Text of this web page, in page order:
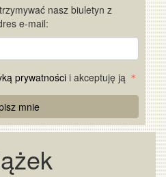
nasz biuletyn z
e-mail:
prywatności i akceptuję ją
mnie